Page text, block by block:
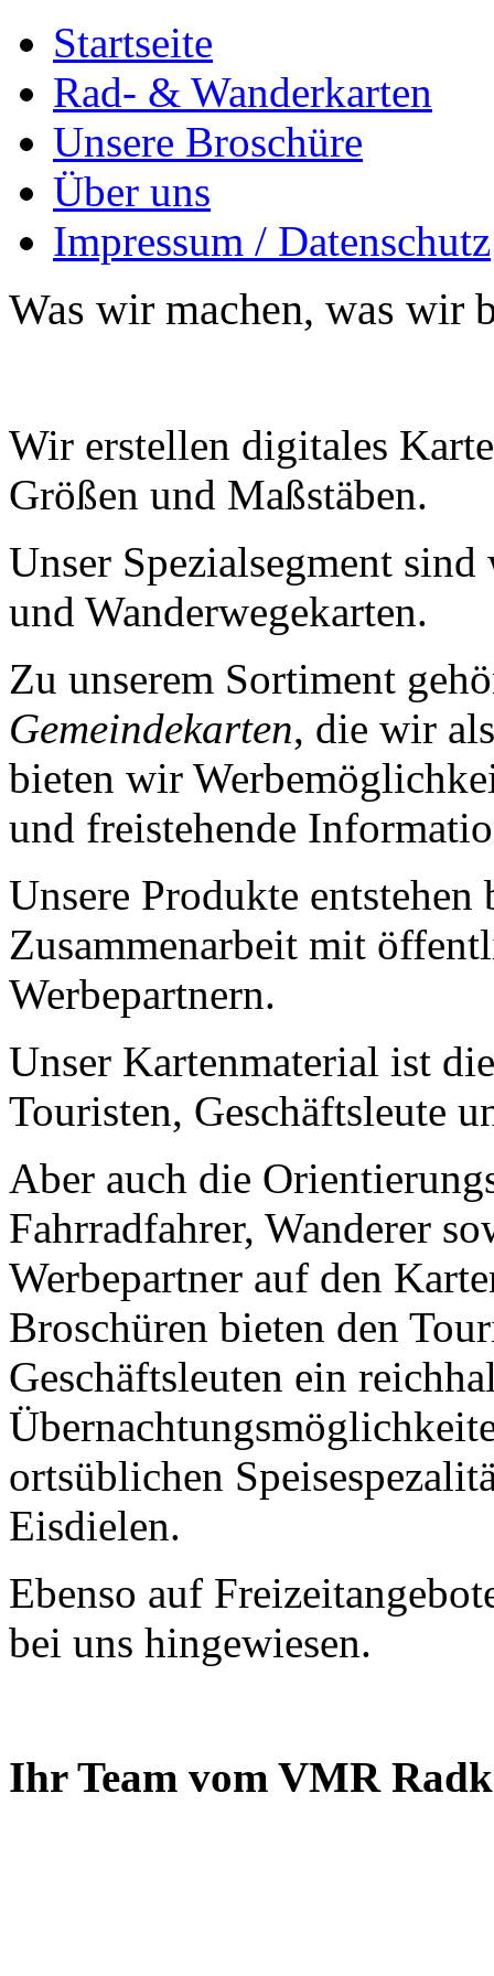
Startseite
Rad- & Wanderkarten
Unsere Broschüre
Über uns
Impressum / Datenschutz
Was wir machen, was wir
Wir erstellen digitales
Größen und Maßstäben.
Unser Spezialsegment
und Wanderwegekarten.
Zu unserem Sortiment
Gemeindekarten, die wir
bieten wir
und freistehende
Unsere Produkte
Zusammenarbeit mit
Werbepartnern.
Unser Kartenmaterial ist
Touristen, Geschäftsleute
Aber auch die
Fahrradfahrer, Wanderer
Werbepartner auf den
Broschüren bieten den
Geschäftsleuten ein
ortsüblichen
Eisdielen.
Ebenso auf
bei uns hingewiesen.
Ihr Team vom VMR